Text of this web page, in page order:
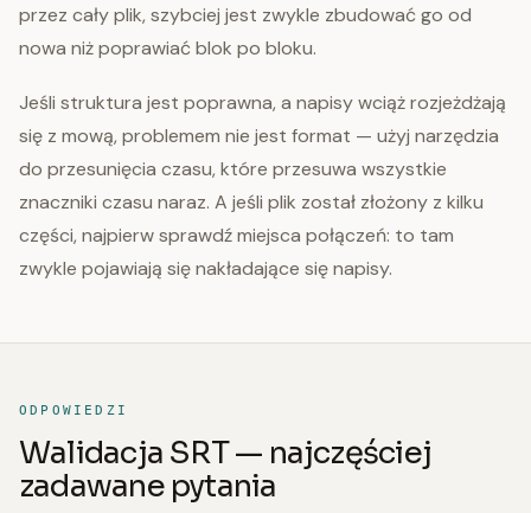
przez cały plik, szybciej jest zwykle zbudować go od
nowa niż poprawiać blok po bloku.
Jeśli struktura jest poprawna, a napisy wciąż rozjeżdżają
się z mową, problemem nie jest format — użyj narzędzia
do przesunięcia czasu, które przesuwa wszystkie
znaczniki czasu naraz. A jeśli plik został złożony z kilku
części, najpierw sprawdź miejsca połączeń: to tam
zwykle pojawiają się nakładające się napisy.
ODPOWIEDZI
Walidacja SRT — najczęściej
zadawane pytania